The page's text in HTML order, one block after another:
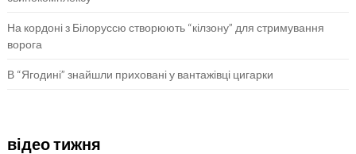
На кордоні з Білоруссю створюють “кілзону” для стримування
ворога
В “Ягодині” знайшли приховані у вантажівці цигарки
відео тижня